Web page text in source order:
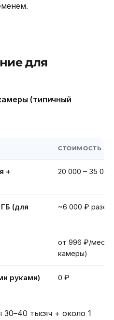
для
(типичный
СТОИМОСТЬ
+
20 000 – 35
(для
~6 000 ₽
от 996 ₽/мес
камеры)
руками) 0 ₽
30–40 тысяч + около 1